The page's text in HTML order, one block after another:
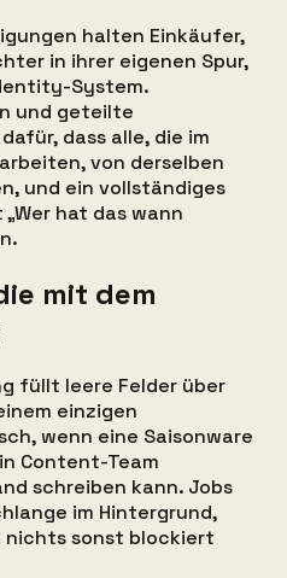
halten Einkäufer,
in ihrer eigenen Spur,
System.
und geteilte
dass alle, die im
von derselben
und ein vollständiges
hat das wann
mit dem
füllt leere Felder über
einzigen
wenn eine Saisonware
Content-Team
schreiben kann. Jobs
im Hintergrund,
nichts sonst blockiert